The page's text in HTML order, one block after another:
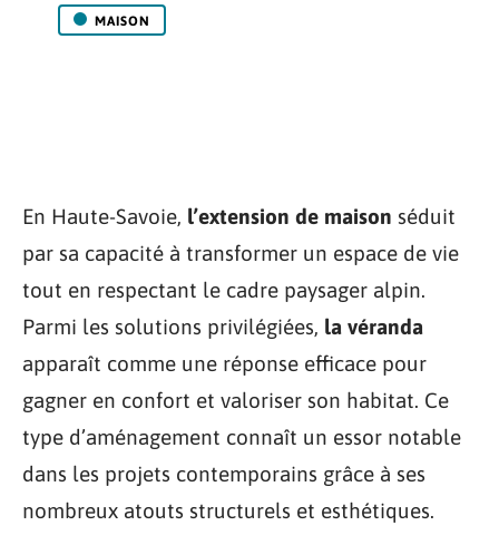
MAISON
En Haute-Savoie, l’extension de maison séduit
par sa capacité à transformer un espace de vie
tout en respectant le cadre paysager alpin.
Parmi les solutions privilégiées, la véranda
apparaît comme une réponse efficace pour
gagner en confort et valoriser son habitat. Ce
type d’aménagement connaît un essor notable
dans les projets contemporains grâce à ses
nombreux atouts structurels et esthétiques.